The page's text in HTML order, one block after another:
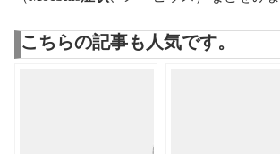
こちらの記事も人気です。